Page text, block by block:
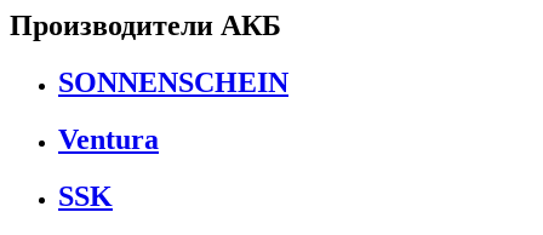
Производители АКБ
SONNENSCHEIN
Ventura
SSK